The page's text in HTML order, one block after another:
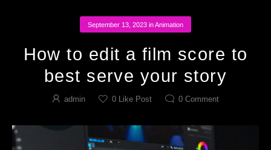
September 13, 2023 inAnimation
How to edit a film score to
best serve your story
admin 0 Like Post 0 Comment